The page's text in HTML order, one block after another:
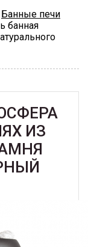
Банные печи
банная
ИЗ